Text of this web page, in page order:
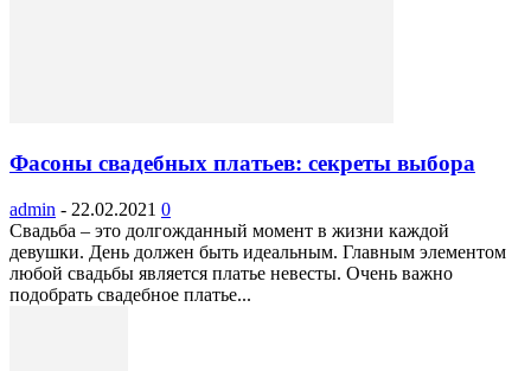
Фасоны свадебных платьев: секреты выбора
admin - 22.02.2021 0
Свадьба – это долгожданный момент в жизни каждой
девушки. День должен быть идеальным. Главным элементом
любой свадьбы является платье невесты. Очень важно
подобрать свадебное платье...